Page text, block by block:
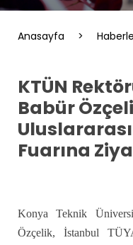
Anasayfa >
KTÜN
Babür
Fuarına
Konya Teknik
Özçelik, İstanbul